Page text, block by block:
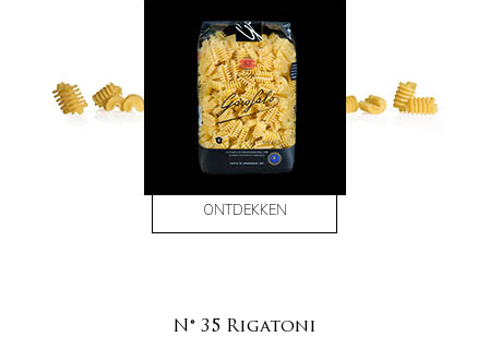
ONTDEKKEN
N° 35 Rigatoni